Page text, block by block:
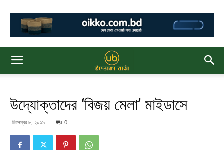
উদ্যোক্তাদের ‘বিজয় মেলা’ মাইডাসে
ডিসেম্বর ৮, ২০১৯ 0